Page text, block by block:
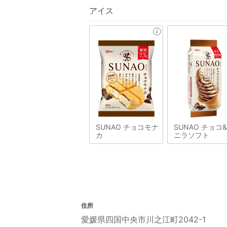
アイス
SUNAO チョコモナ
カ
SUNAO チョコ
ニラソフト
住所
愛媛県四国中央市川之江町2042-1